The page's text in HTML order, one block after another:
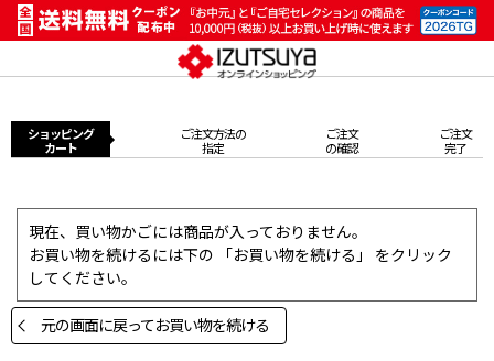
ショッピング
カート
ご注文方法の
指定
ご注文
の確認
ご注文
完了
現在、買い物かごには商品が入っておりません。
お買い物を続けるには下の 「お買い物を続ける」 をクリック
してください。
元の画面に戻ってお買い物を続ける